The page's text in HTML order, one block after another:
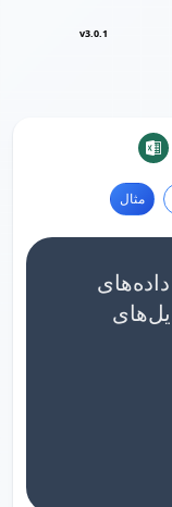
v3.0.1
مثال
داده‌های Excel خود را بچسبانید یا